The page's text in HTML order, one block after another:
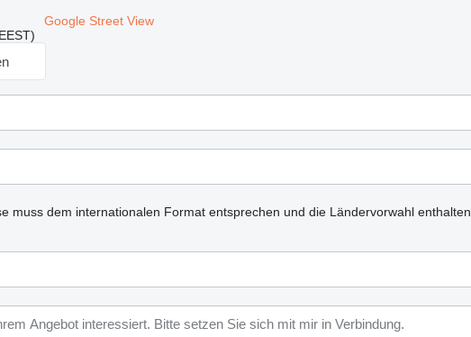
Google Street View
muss dem internationalen Format entsprechen und die Ländervorwahl enthalten.